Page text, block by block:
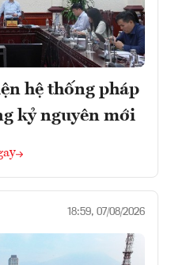
hệ thống pháp
kỷ nguyên mới
18:59, 07/08/2026